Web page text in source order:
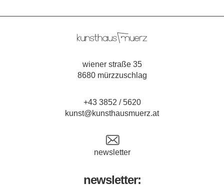
wiener straße 35
8680 mürzzuschlag
+43 3852 / 5620
kunst@kunsthausmuerz.at
newsletter
newsletter: